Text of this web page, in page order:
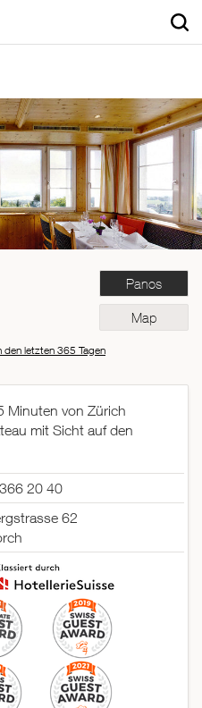
Panos
Map
den letzten 365 Tagen
Minuten von Zürich
mit Sicht auf den
20 40
62